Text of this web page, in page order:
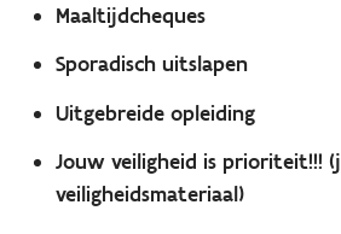
Maaltijdcheques
Sporadisch uitslapen
Uitgebreide opleiding
Jouw veiligheid is prioriteit!!!
veiligheidsmateriaal)